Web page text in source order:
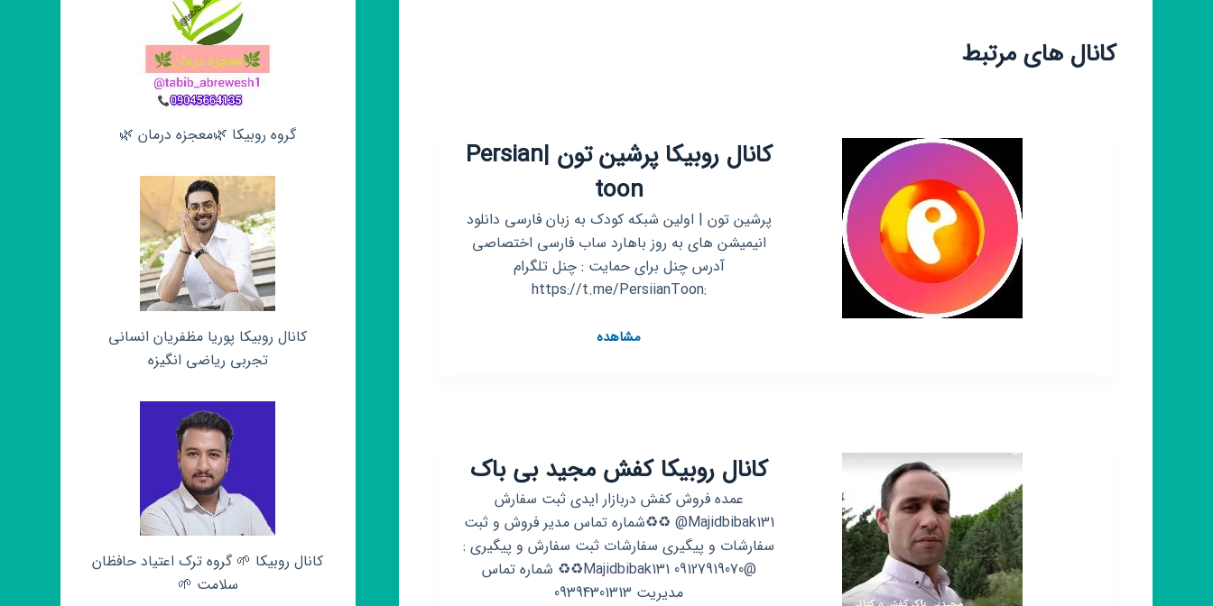
کانال های مرتبط
کانال روبیکا پرشین تون |Persian
toon
پرشین تون | اولین شبکه کودک به زبان فارسی دانلود
انیمیشن های به روز باهارد ساب فارسی اختصاصی
آدرس چنل برای حمایت : چنل تلگرام
:https://t.me/PersiianToon
مشاهدهکانال
کانال روبیکا کفش مجید بی باک
عمده فروش کفش دربازار ایدی ثبت سفارش
Majidbibak131@ ♻️♻️شماره تماس مدیر فروش و ثبت
سفارشات و پیگیری سفارشات ثبت سفارش و پیگیری :
@Majidbibak131 09127919070♻️♻️ شماره تماس
مدیریت 09394301313
گروه روبیکا 🌿معجزه درمان 🌿
کانال روبیکا پوریا مظفریان انسانی
تجربی ریاضی انگیزه
کانال روبیکا 🌱 گروه ترک اعتیاد حافظان
سلامت 🌱